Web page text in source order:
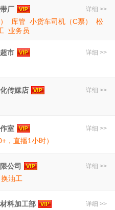
详细 >>
厂
库管 小货车司机（C票）
松
业务员
详细 >>
市
详细 >>
传媒店
详细 >>
室
，直播1小时）
详细 >>
公司
换油工
详细 >>
料加工部